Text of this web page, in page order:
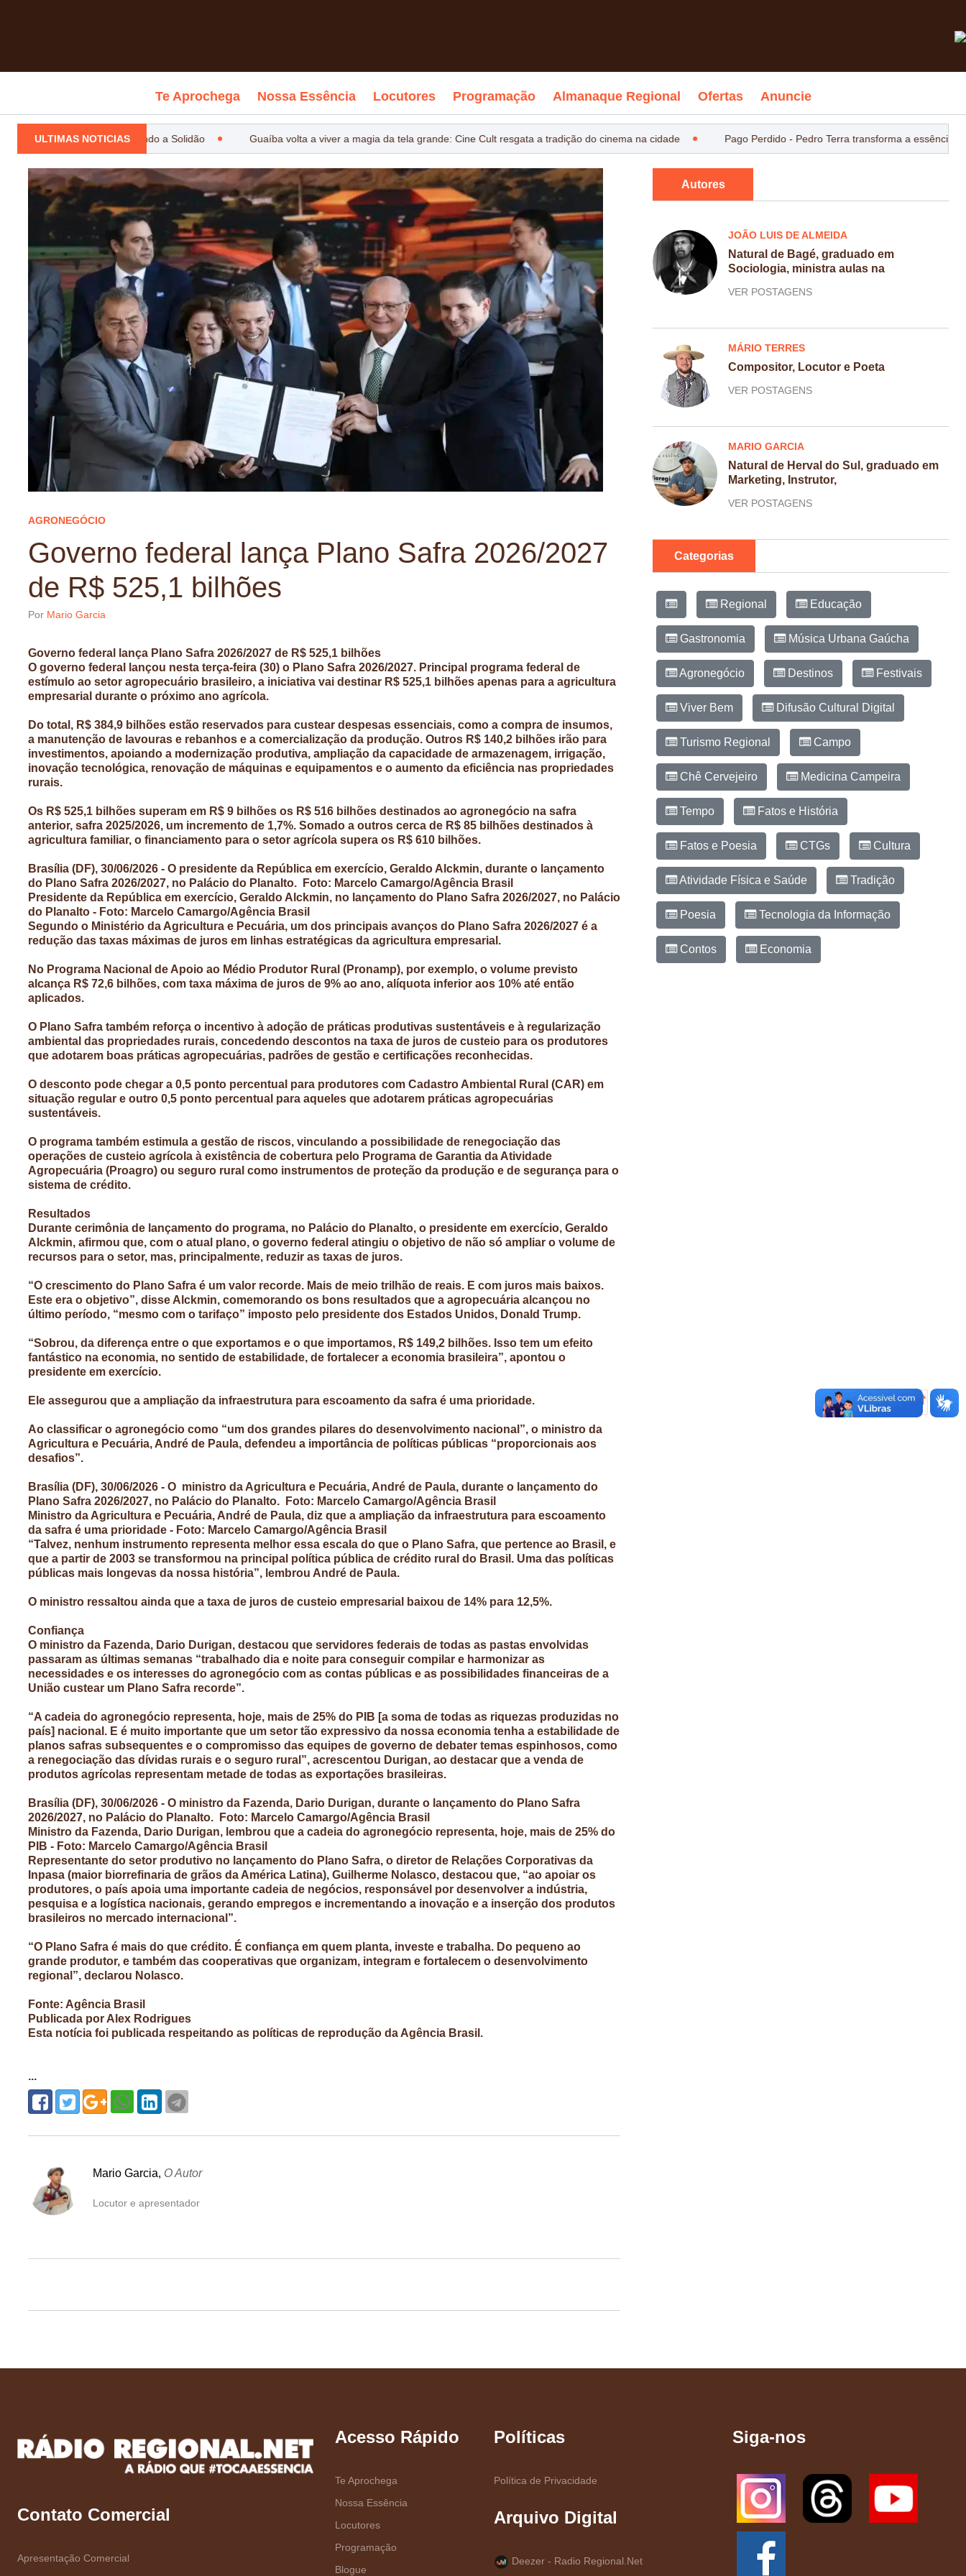
Te Aprochega Nossa Essência Locutores Programação Almanaque Regional Ofertas Anuncie
ULTIMAS NOTICIASEstanciando a Solidão Guaíba volta a viver a magia da tela grande: Cine Cult resgata a tradição do cinema na cidade Pago Perdido - Pedro Terra transforma a essência
AGRONEGÓCIO
Governo federal lança Plano Safra 2026/2027
de R$ 525,1 bilhões
Por Mario Garcia
Governo federal lança Plano Safra 2026/2027 de R$ 525,1 bilhões
O governo federal lançou nesta terça-feira (30) o Plano Safra 2026/2027. Principal programa federal de
estímulo ao setor agropecuário brasileiro, a iniciativa vai destinar R$ 525,1 bilhões apenas para a agricultura
empresarial durante o próximo ano agrícola.
Do total, R$ 384,9 bilhões estão reservados para custear despesas essenciais, como a compra de insumos,
a manutenção de lavouras e rebanhos e a comercialização da produção. Outros R$ 140,2 bilhões irão para
investimentos, apoiando a modernização produtiva, ampliação da capacidade de armazenagem, irrigação,
inovação tecnológica, renovação de máquinas e equipamentos e o aumento da eficiência nas propriedades
rurais.
Os R$ 525,1 bilhões superam em R$ 9 bilhões os R$ 516 bilhões destinados ao agronegócio na safra
anterior, safra 2025/2026, um incremento de 1,7%. Somado a outros cerca de R$ 85 bilhões destinados à
agricultura familiar, o financiamento para o setor agrícola supera os R$ 610 bilhões.
Brasília (DF), 30/06/2026 - O presidente da República em exercício, Geraldo Alckmin, durante o lançamento
do Plano Safra 2026/2027, no Palácio do Planalto. Foto: Marcelo Camargo/Agência Brasil
Presidente da República em exercício, Geraldo Alckmin, no lançamento do Plano Safra 2026/2027, no Palácio
do Planalto - Foto: Marcelo Camargo/Agência Brasil
Segundo o Ministério da Agricultura e Pecuária, um dos principais avanços do Plano Safra 2026/2027 é a
redução das taxas máximas de juros em linhas estratégicas da agricultura empresarial.
No Programa Nacional de Apoio ao Médio Produtor Rural (Pronamp), por exemplo, o volume previsto
alcança R$ 72,6 bilhões, com taxa máxima de juros de 9% ao ano, alíquota inferior aos 10% até então
aplicados.
O Plano Safra também reforça o incentivo à adoção de práticas produtivas sustentáveis e à regularização
ambiental das propriedades rurais, concedendo descontos na taxa de juros de custeio para os produtores
que adotarem boas práticas agropecuárias, padrões de gestão e certificações reconhecidas.
O desconto pode chegar a 0,5 ponto percentual para produtores com Cadastro Ambiental Rural (CAR) em
situação regular e outro 0,5 ponto percentual para aqueles que adotarem práticas agropecuárias
sustentáveis.
O programa também estimula a gestão de riscos, vinculando a possibilidade de renegociação das
operações de custeio agrícola à existência de cobertura pelo Programa de Garantia da Atividade
Agropecuária (Proagro) ou seguro rural como instrumentos de proteção da produção e de segurança para o
sistema de crédito.
Resultados
Durante cerimônia de lançamento do programa, no Palácio do Planalto, o presidente em exercício, Geraldo
Alckmin, afirmou que, com o atual plano, o governo federal atingiu o objetivo de não só ampliar o volume de
recursos para o setor, mas, principalmente, reduzir as taxas de juros.
“O crescimento do Plano Safra é um valor recorde. Mais de meio trilhão de reais. E com juros mais baixos.
Este era o objetivo”, disse Alckmin, comemorando os bons resultados que a agropecuária alcançou no
último período, “mesmo com o tarifaço” imposto pelo presidente dos Estados Unidos, Donald Trump.
“Sobrou, da diferença entre o que exportamos e o que importamos, R$ 149,2 bilhões. Isso tem um efeito
fantástico na economia, no sentido de estabilidade, de fortalecer a economia brasileira”, apontou o
presidente em exercício.
Ele assegurou que a ampliação da infraestrutura para escoamento da safra é uma prioridade.
Ao classificar o agronegócio como “um dos grandes pilares do desenvolvimento nacional”, o ministro da
Agricultura e Pecuária, André de Paula, defendeu a importância de políticas públicas “proporcionais aos
desafios”.
Brasília (DF), 30/06/2026 - O ministro da Agricultura e Pecuária, André de Paula, durante o lançamento do
Plano Safra 2026/2027, no Palácio do Planalto. Foto: Marcelo Camargo/Agência Brasil
Ministro da Agricultura e Pecuária, André de Paula, diz que a ampliação da infraestrutura para escoamento
da safra é uma prioridade - Foto: Marcelo Camargo/Agência Brasil
“Talvez, nenhum instrumento representa melhor essa escala do que o Plano Safra, que pertence ao Brasil, e
que a partir de 2003 se transformou na principal política pública de crédito rural do Brasil. Uma das políticas
públicas mais longevas da nossa história”, lembrou André de Paula.
O ministro ressaltou ainda que a taxa de juros de custeio empresarial baixou de 14% para 12,5%.
Confiança
O ministro da Fazenda, Dario Durigan, destacou que servidores federais de todas as pastas envolvidas
passaram as últimas semanas “trabalhado dia e noite para conseguir compilar e harmonizar as
necessidades e os interesses do agronegócio com as contas públicas e as possibilidades financeiras de a
União custear um Plano Safra recorde”.
“A cadeia do agronegócio representa, hoje, mais de 25% do PIB [a soma de todas as riquezas produzidas no
país] nacional. E é muito importante que um setor tão expressivo da nossa economia tenha a estabilidade de
planos safras subsequentes e o compromisso das equipes de governo de debater temas espinhosos, como
a renegociação das dívidas rurais e o seguro rural”, acrescentou Durigan, ao destacar que a venda de
produtos agrícolas representam metade de todas as exportações brasileiras.
Brasília (DF), 30/06/2026 - O ministro da Fazenda, Dario Durigan, durante o lançamento do Plano Safra
2026/2027, no Palácio do Planalto. Foto: Marcelo Camargo/Agência Brasil
Ministro da Fazenda, Dario Durigan, lembrou que a cadeia do agronegócio representa, hoje, mais de 25% do
PIB - Foto: Marcelo Camargo/Agência Brasil
Representante do setor produtivo no lançamento do Plano Safra, o diretor de Relações Corporativas da
Inpasa (maior biorrefinaria de grãos da América Latina), Guilherme Nolasco, destacou que, “ao apoiar os
produtores, o país apoia uma importante cadeia de negócios, responsável por desenvolver a indústria,
pesquisa e a logística nacionais, gerando empregos e incrementando a inovação e a inserção dos produtos
brasileiros no mercado internacional”.
“O Plano Safra é mais do que crédito. É confiança em quem planta, investe e trabalha. Do pequeno ao
grande produtor, e também das cooperativas que organizam, integram e fortalecem o desenvolvimento
regional”, declarou Nolasco.
Fonte: Agência Brasil
Publicada por Alex Rodrigues
Esta notícia foi publicada respeitando as políticas de reprodução da Agência Brasil.
...
Mario Garcia, O Autor
Locutor e apresentador
Autores
JOÃO LUIS DE ALMEIDA
Natural de Bagé, graduado em
Sociologia, ministra aulas na
VER POSTAGENS
MÁRIO TERRES
Compositor, Locutor e Poeta
VER POSTAGENS
MARIO GARCIA
Natural de Herval do Sul, graduado em
Marketing, Instrutor,
VER POSTAGENS
Categorias
Regional Educação
Gastronomia Música Urbana Gaúcha
Agronegócio Destinos Festivais
Viver Bem Difusão Cultural Digital
Turismo Regional Campo
Chê Cervejeiro Medicina Campeira
Tempo Fatos e História
Fatos e Poesia CTGs Cultura
Atividade Física e Saúde Tradição
Poesia Tecnologia da Informação
Contos Economia
Contato Comercial
Apresentação Comercial
Acesso Rápido
Te Aprochega
Nossa Essência
Locutores
Programação
Blogue
Políticas
Política de Privacidade
Arquivo Digital
Deezer - Radio Regional.Net
Siga-nos